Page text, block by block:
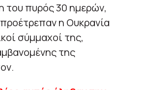
του πυρός 30 ημερών,
η Ουκρανία
σύμμαχοί της,
της